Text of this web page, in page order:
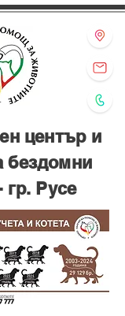
център и
бездомни
Русе